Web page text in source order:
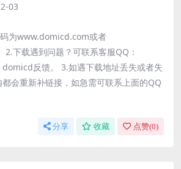
03
为www.domicd.com或者
下载遇到问题？可联系客服QQ：
反馈。 3.如遇下载地址丢失或者失
会重新补链接，如急需可联系上面的QQ
分享 收藏 点赞(0)